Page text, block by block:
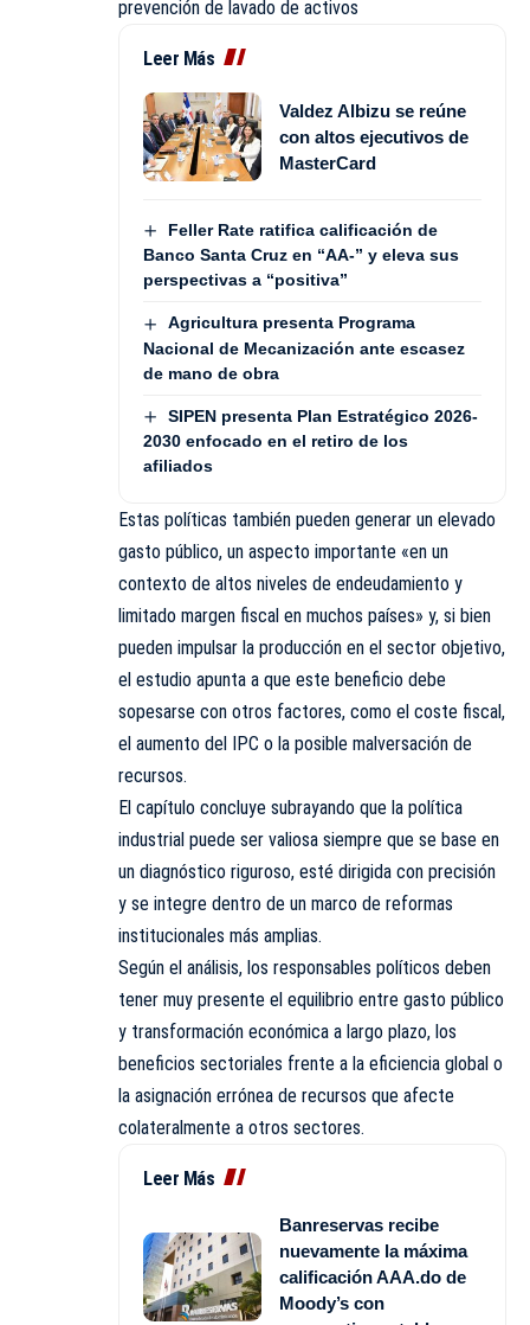
prevención de lavado de activos
Leer Más
Valdez Albizu se reúne
con altos ejecutivos de
MasterCard
Feller Rate ratifica calificación de
Banco Santa Cruz en “AA-” y eleva sus
perspectivas a “positiva”
Agricultura presenta Programa
Nacional de Mecanización ante escasez
de mano de obra
SIPEN presenta Plan Estratégico 2026-
2030 enfocado en el retiro de los
afiliados
Estas políticas también pueden generar un elevado
gasto público, un aspecto importante «en un
contexto de altos niveles de endeudamiento y
limitado margen fiscal en muchos países» y, si bien
pueden impulsar la producción en el sector objetivo,
el estudio apunta a que este beneficio debe
sopesarse con otros factores, como el coste fiscal,
el aumento del IPC o la posible malversación de
recursos.
El capítulo concluye subrayando que la política
industrial puede ser valiosa siempre que se base en
un diagnóstico riguroso, esté dirigida con precisión
y se integre dentro de un marco de reformas
institucionales más amplias.
Según el análisis, los responsables políticos deben
tener muy presente el equilibrio entre gasto público
y transformación económica a largo plazo, los
beneficios sectoriales frente a la eficiencia global o
la asignación errónea de recursos que afecte
colateralmente a otros sectores.
Leer Más
Banreservas recibe
nuevamente la máxima
calificación AAA.do de
Moody’s con